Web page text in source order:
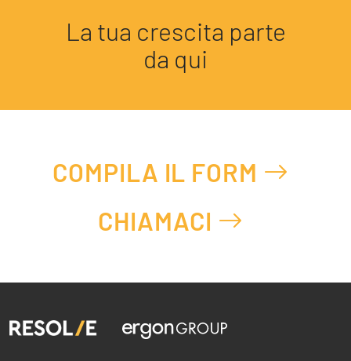
La tua crescita parte
da qui
COMPILA IL FORM
CHIAMACI